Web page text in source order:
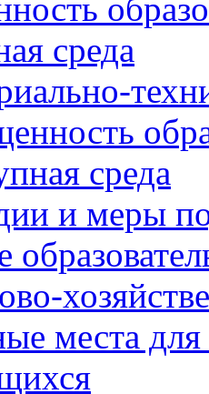
среда
среда
и меры
места